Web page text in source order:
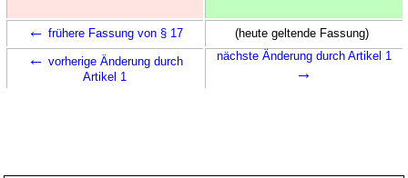
← frühere Fassung von § 17 (heute geltende Fassung)
← vorherige Änderung durch
Artikel 1
nächste Änderung durch Artikel 1
→